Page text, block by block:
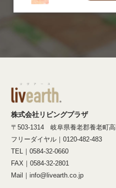
株式会社リビングプラザ
〒503-1314 岐阜県養老郡養老町高
フリーダイヤル｜0120-482-483
TEL｜0584-32-0660
FAX｜0584-32-2801
Mail｜info@livearth.co.jp